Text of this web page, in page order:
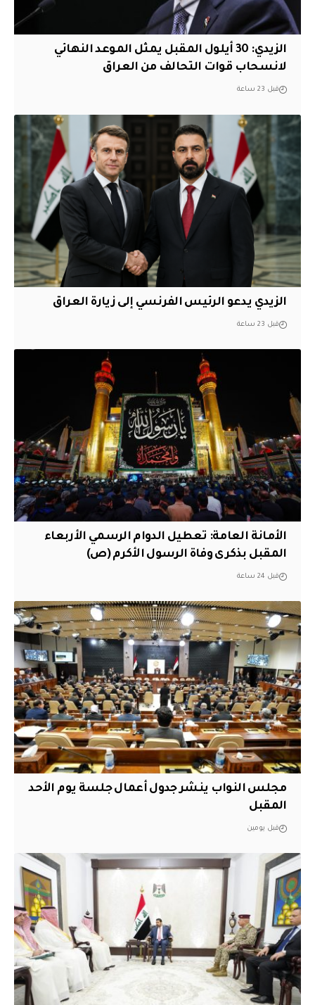
الزيدي: 30 أيلول المقبل يمثل الموعد النهائي
لانسحاب قوات التحالف من العراق
قبل 23 ساعة
الزيدي يدعو الرئيس الفرنسي إلى زيارة العراق
قبل 23 ساعة
الأمانة العامة: تعطيل الدوام الرسمي الأربعاء
المقبل بذكرى وفاة الرسول الأكرم (ص)
قبل 24 ساعة
مجلس النواب ينشر جدول أعمال جلسة يوم الأحد
المقبل
قبل يومين